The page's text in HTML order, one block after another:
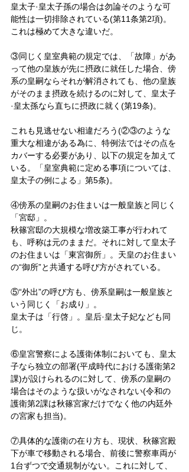
皇太子·皇太子孫の場合は勿論そのような可
能性は一切排除されている(第11条第2項)。
これは極めて大きな違いだ。
③同じく皇室典範の規定では、「故障」があ
って他の皇族が先に摂政に就任した場合、傍
系の皇嗣ならそれが解消されても、他の皇族
がそのまま摂政を続けるのに対して、皇太子
·皇太孫なら直ちに摂政に就く(第19条)。
これも見逃せない相違だろう(②③のような
重大な相違がある為に、特例法ではその点を
カバーする必要があり、以下の規定を加えて
いる。「皇室典範に定める事項については、
皇太子の例による」第5条)。
④傍系の皇嗣のお住まいは一般皇族と同じく
「宮邸」。
秋篠宮邸の大規模な増改築工事が行われて
も、呼称は元のままだ。それに対して皇太子
のお住まいは「東宮御所」。天皇のお住まい
の“御所”と共通する呼び方がされている。
⑤“外出”の呼び方も、傍系皇嗣は一般皇族と
いう同じく「お成り」。
皇太子は「行啓」。皇后·皇太子妃なども同
じ。
⑥皇宮警察による護衛体制においても、皇太
子なら独立の部署(平成時代における護衛第2
課)が設けられるのに対して、傍系の皇嗣の
場合はそのような扱いがなされない(令和の
護衛第2課は秋篠宮家だけでなく他の内廷外
の宮家も担当)。
⑦具体的な護衛の在り方も、現状、秋篠宮殿
下が車で移動される場合、前後に警察車両が
1台ずつで交通規制がない。これに対して、